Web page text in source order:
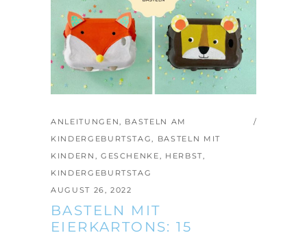
ANLEITUNGEN, BASTELN AM
KINDERGEBURTSTAG, BASTELN MIT
KINDERN , GESCHENKE, HERBST,
KINDERGEBURTSTAG
AUGUST 26, 2022
BASTELN MIT
EIERKARTONS: 15